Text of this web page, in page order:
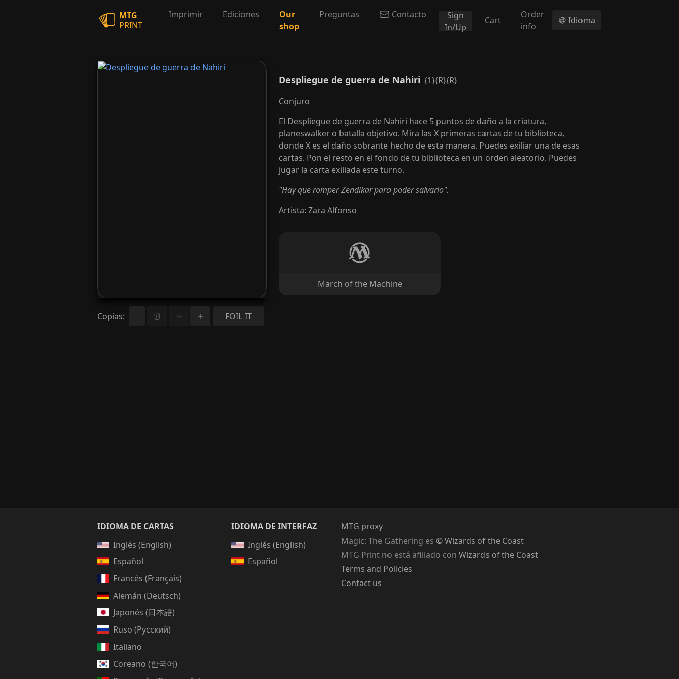
MTG
PRINT
Imprimir Ediciones
Our
shop
Preguntas Contacto
Sign
In/Up
Cart
Order
info
Idioma
Copias: FOIL IT
Despliegue de guerra de Nahiri {1}{R}{R}
Conjuro
El Despliegue de guerra de Nahiri hace 5 puntos de daño a la criatura,
planeswalker o batalla objetivo. Mira las X primeras cartas de tu biblioteca,
donde X es el daño sobrante hecho de esta manera. Puedes exiliar una de esas
cartas. Pon el resto en el fondo de tu biblioteca en un orden aleatorio. Puedes
jugar la carta exiliada este turno.
"Hay que romper Zendikar para poder salvarlo".
Artista: Zara Alfonso
March of the Machine
IDIOMA DE CARTAS
Inglés (English)
Español
Francés (Français)
Alemán (Deutsch)
Japonés (日本語)
Ruso (Русский)
Italiano
Coreano (한국어)
IDIOMA DE INTERFAZ
Inglés (English)
Español
MTG proxy
Magic: The Gathering es © Wizards of the Coast
MTG Print no está afiliado con Wizards of the Coast
Terms and Policies
Contact us